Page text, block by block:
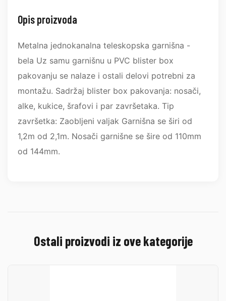
Opis proizvoda
Metalna jednokanalna teleskopska garnišna -
bela Uz samu garnišnu u PVC blister box
pakovanju se nalaze i ostali delovi potrebni za
montažu. Sadržaj blister box pakovanja: nosači,
alke, kukice, šrafovi i par završetaka. Tip
završetka: Zaobljeni valjak Garnišna se širi od
1,2m od 2,1m. Nosači garnišne se šire od 110mm
od 144mm.
Ostali proizvodi iz ove kategorije